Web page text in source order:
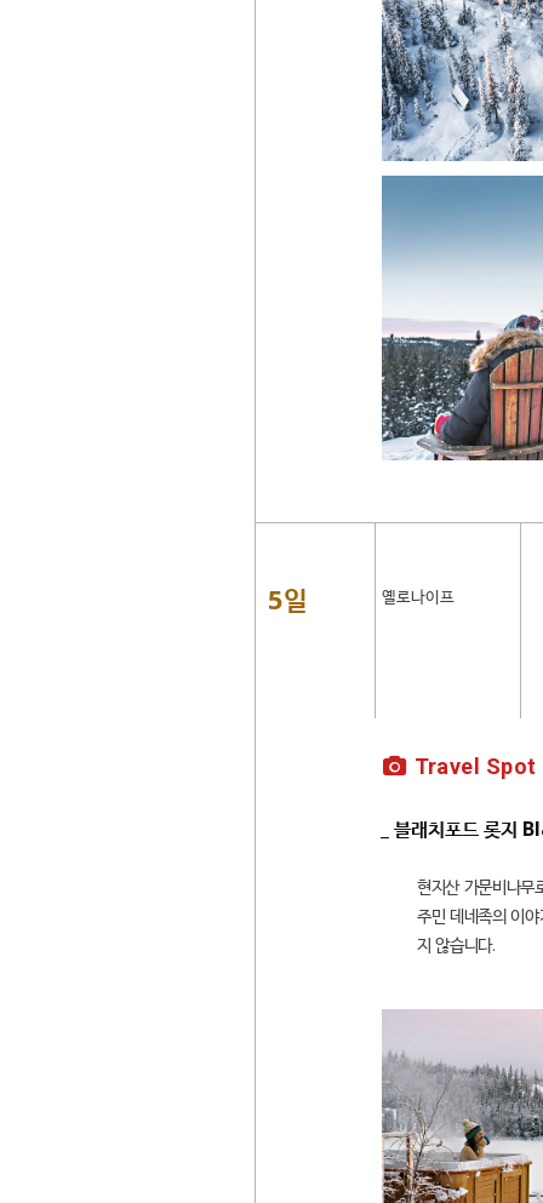
5일 옐로나이프
Travel Spot
_ 블래치포드 롯
현지산 가문비나무
주민 데네족의 이
지 않습니다.